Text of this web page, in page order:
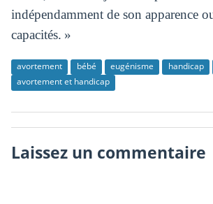
indépendamment de son apparence
capacités. »
avortement bébé eugénisme handicap
avortement et handicap
Laissez un commentaire